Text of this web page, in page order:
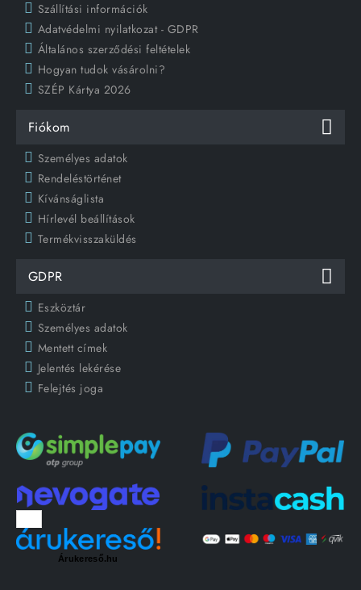
Szállítási információk
Adatvédelmi nyilatkozat - GDPR
Általános szerződési feltételek
Hogyan tudok vásárolni?
SZÉP Kártya 2026
Fiókom
Személyes adatok
Rendeléstörténet
Kívánságlista
Hírlevél beállítások
Termékvisszaküldés
GDPR
Eszköztár
Személyes adatok
Mentett címek
Jelentés lekérése
Felejtés joga
Árukereső.hu